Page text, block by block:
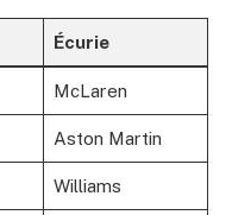
Écurie
McLaren
Aston Martin
Williams